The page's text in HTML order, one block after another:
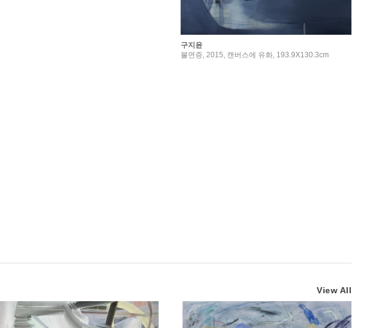
구지윤
불면증, 2015, 캔버스에 유화, 193.9X130.3cm
View All